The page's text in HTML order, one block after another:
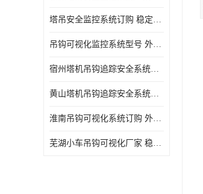
塔吊安全监控系统订购 稳定性高 结构清晰稳定
吊钩可视化监控系统型号 外观简洁大方 信号稳定 抗干扰性强
宿州塔机吊钩追踪安全系统厂家 提高工作效率 结构清晰稳定
黄山塔机吊钩追踪安全系统价格 可远程查看 减少盲吊引发的事故
淮南吊钩可视化系统订购 外观简洁大方 体积小 占用空间小
芜湖小车吊钩可视化厂家 稳定性高 可视吊装 降低盲吊风险